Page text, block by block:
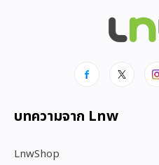
บทความจาก Lnw
LnwShop